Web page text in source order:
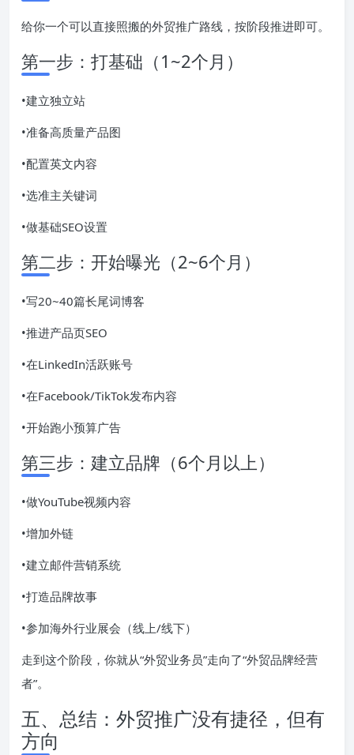
给你一个可以直接照搬的外贸推广路线，按阶段推进即可。
第一步：打基础（1~2个月）
•建立独立站
•准备高质量产品图
•配置英文内容
•选准主关键词
•做基础SEO设置
第二步：开始曝光（2~6个月）
•写20~40篇长尾词博客
•推进产品页SEO
•在LinkedIn活跃账号
•在Facebook/TikTok发布内容
•开始跑小预算广告
第三步：建立品牌（6个月以上）
•做YouTube视频内容
•增加外链
•建立邮件营销系统
•打造品牌故事
•参加海外行业展会（线上/线下）
走到这个阶段，你就从“外贸业务员”走向了“外贸品牌经营
者”。
五、总结：外贸推广没有捷径，但有
方向